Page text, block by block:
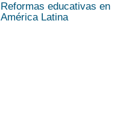
Reformas educativas en
América Latina